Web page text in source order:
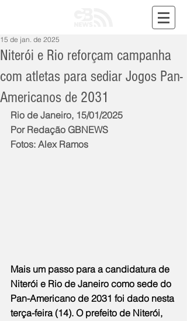
Niterói e Rio reforçam campanha
com atletas para sediar Jogos Pan-
Americanos de 2031
15 de jan. de 2025
Rio de Janeiro, 15/01/2025
Por Redação GBNEWS
Fotos: Alex Ramos
Mais um passo para a candidatura de
Niterói e Rio de Janeiro como sede do
Pan-Americano de 2031 foi dado nesta
terça-feira (14). O prefeito de Niterói,